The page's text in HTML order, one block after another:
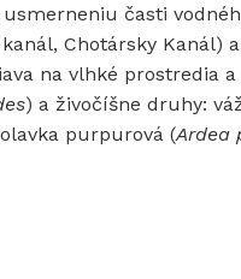
časti
Chotársky Kanál) a
na vlhké prostredia
) a živočíšne druhy:
purpurová (Ardea